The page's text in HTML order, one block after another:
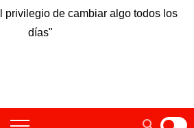
privilegio de cambiar algo todos los
días"